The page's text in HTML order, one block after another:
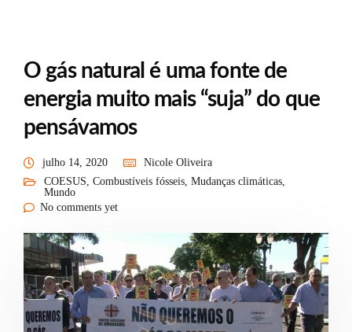
O gás natural é uma fonte de
energia muito mais “suja” do que
pensávamos
julho 14, 2020
Nicole Oliveira
COESUS, Combustíveis fósseis, Mudanças climáticas,
Mundo
No comments yet